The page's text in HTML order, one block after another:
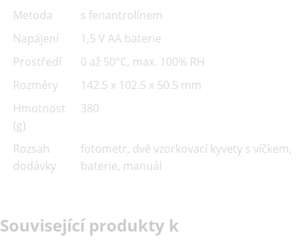
Metoda
s fenantrolínem
Napájení
1,5 V AA baterie
Prostředí
0 až 50°C, max. 100% RH
Rozměry
142.5 x 102.5 x 50.5 mm
Hmotnost
(g)
380
Rozsah
dodávky
fotometr, dvě vzorkovací kyvety s víčkem,
baterie, manuál
Související produkty k